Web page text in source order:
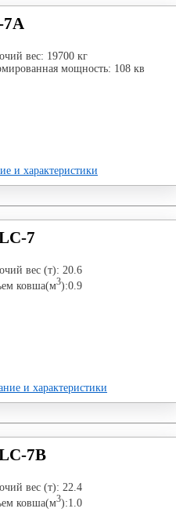
7A
вес: 19700 кг
мощность: 108 кв
и характеристики
7
вес (т): 20.6
ковша(м3):0.9
и характеристики
7B
вес (т): 22.4
ковша(м3):1.0